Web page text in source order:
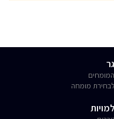
מומחה